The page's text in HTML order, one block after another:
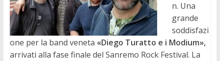
n. Una
grande
soddisfazi
one per la band veneta «Diego Turatto e i Modium»,
arrivati alla fase finale del Sanremo Rock Festival. La